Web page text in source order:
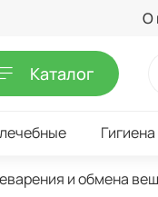
О
Каталог
и обмена